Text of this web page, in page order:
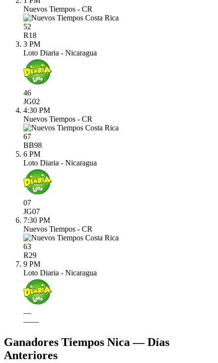
Nuevos Tiempos - CR
52
R18
3 PM
Loto Diaria - Nicaragua
46
JG02
4:30 PM
Nuevos Tiempos - CR
67
BB98
6 PM
Loto Diaria - Nicaragua
07
JG07
7:30 PM
Nuevos Tiempos - CR
63
R29
9 PM
Loto Diaria - Nicaragua
—
——
Ganadores Tiempos Nica — Días
Anteriores